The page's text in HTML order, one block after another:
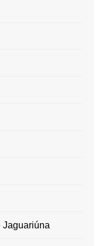
Jaguariúna